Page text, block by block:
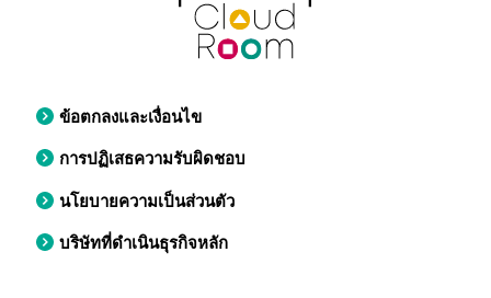
ข้อตกลงและเงื่อนไข
การปฏิเสธความรับผิดชอบ
นโยบายความเป็นส่วนตัว
บริษัทที่ดำเนินธุรกิจหลัก